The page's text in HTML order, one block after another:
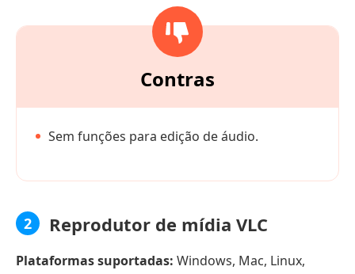
Contras
Sem funções para edição de áudio.
2 Reprodutor de mídia VLC
Plataformas suportadas: Windows, Mac, Linux,